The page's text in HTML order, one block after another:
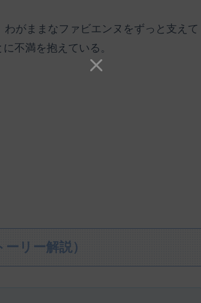
がままなファビエンヌをずっと支えて
不満を抱えている。
リー解説）